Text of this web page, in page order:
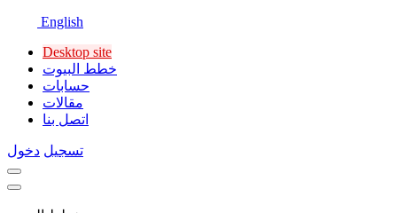
English
Desktop site
خطط البيوت
حسابات
مقالات
اتصل بنا
تسجيل دخول